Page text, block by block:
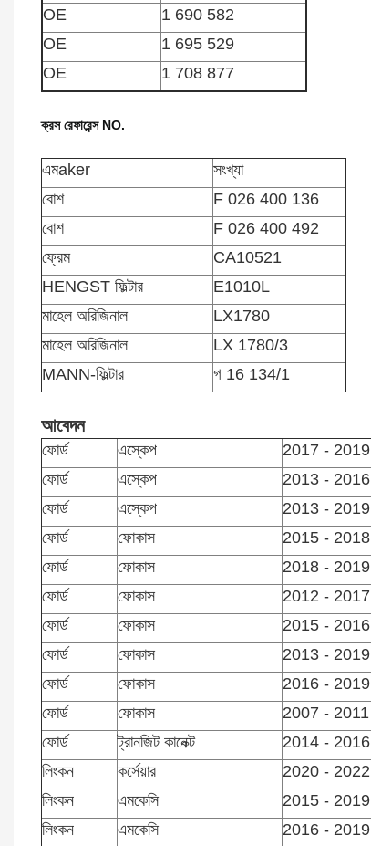
OE
1 690 582
OE
1 695 529
OE
1 708 877
ক্রস রেফারেন্স NO.
এমaker
সংখ্যা
বোশ
F 026 400 136
বোশ
F 026 400 492
ফ্রেম
CA10521
HENGST ফিল্টার
E1010L
মাহেল অরিজিনাল
LX1780
মাহেল অরিজিনাল
LX 1780/3
MANN-ফিল্টার
গ 16 134/1
আবেদন
ফোর্ড এস্কেপ 2017 - 2019
ফোর্ড
এস্কেপ 2013 - 2016
ফোর্ড
এস্কেপ 2013 - 2019
ফোর্ড
ফোকাস 2015 - 2018
ফোর্ড
ফোকাস 2018 - 2019
ফোর্ড
ফোকাস 2012 - 2017
ফোর্ড
ফোকাস 2015 - 2016
ফোর্ড
ফোকাস 2013 - 2019
ফোর্ড
ফোকাস 2016 - 2019
ফোর্ড
ফোকাস 2007 - 2011
ফোর্ড
ট্রানজিট কানেক্ট 2014 - 2016
লিংকন
কর্সেয়ার 2020 - 2022
লিংকন
এমকেসি 2015 - 2019
লিংকন
এমকেসি 2016 - 2019